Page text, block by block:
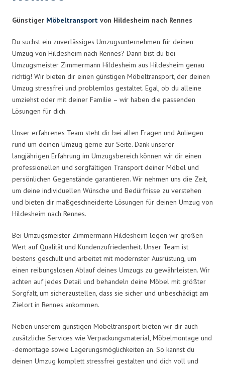
Günstiger Möbeltransport von Hildesheim nach Rennes
Du suchst ein zuverlässiges Umzugsunternehmen für deinen
Umzug von Hildesheim nach Rennes? Dann bist du bei
Umzugsmeister Zimmermann Hildesheim aus Hildesheim genau
richtig! Wir bieten dir einen günstigen Möbeltransport, der deinen
Umzug stressfrei und problemlos gestaltet. Egal, ob du alleine
umziehst oder mit deiner Familie – wir haben die passenden
Lösungen für dich.
Unser erfahrenes Team steht dir bei allen Fragen und Anliegen
rund um deinen Umzug gerne zur Seite. Dank unserer
langjährigen Erfahrung im Umzugsbereich können wir dir einen
professionellen und sorgfältigen Transport deiner Möbel und
persönlichen Gegenstände garantieren. Wir nehmen uns die Zeit,
um deine individuellen Wünsche und Bedürfnisse zu verstehen
und bieten dir maßgeschneiderte Lösungen für deinen Umzug von
Hildesheim nach Rennes.
Bei Umzugsmeister Zimmermann Hildesheim legen wir großen
Wert auf Qualität und Kundenzufriedenheit. Unser Team ist
bestens geschult und arbeitet mit modernster Ausrüstung, um
einen reibungslosen Ablauf deines Umzugs zu gewährleisten. Wir
achten auf jedes Detail und behandeln deine Möbel mit größter
Sorgfalt, um sicherzustellen, dass sie sicher und unbeschädigt am
Zielort in Rennes ankommen.
Neben unserem günstigen Möbeltransport bieten wir dir auch
zusätzliche Services wie Verpackungsmaterial, Möbelmontage und
-demontage sowie Lagerungsmöglichkeiten an. So kannst du
deinen Umzug komplett stressfrei gestalten und dich voll und